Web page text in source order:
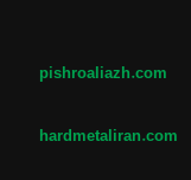
pishroaliazh.com
hardmetaliran.com